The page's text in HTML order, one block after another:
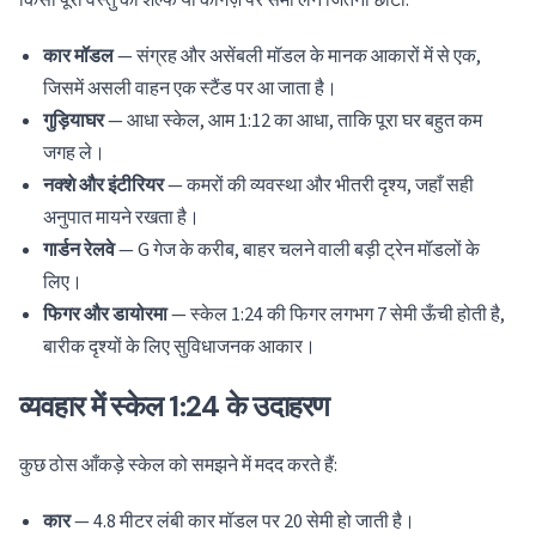
कार मॉडल— संग्रह और असेंबली मॉडल के मानक आकारों में से एक,
जिसमें असली वाहन एक स्टैंड पर आ जाता है।
गुड़ियाघर— आधा स्केल, आम 1:12 का आधा, ताकि पूरा घर बहुत कम
जगह ले।
नक्शे और इंटीरियर— कमरों की व्यवस्था और भीतरी दृश्य, जहाँ सही
अनुपात मायने रखता है।
गार्डन रेलवे— G गेज के करीब, बाहर चलने वाली बड़ी ट्रेन मॉडलों के
लिए।
फिगर और डायोरमा— स्केल 1:24 की फिगर लगभग 7 सेमी ऊँची होती है,
बारीक दृश्यों के लिए सुविधाजनक आकार।
व्यवहार में स्केल 1:24 के उदाहरण
कुछ ठोस आँकड़े स्केल को समझने में मदद करते हैं:
कार— 4.8 मीटर लंबी कार मॉडल पर 20 सेमी हो जाती है।